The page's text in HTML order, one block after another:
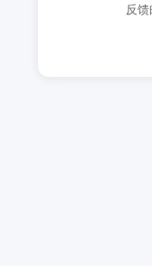
反